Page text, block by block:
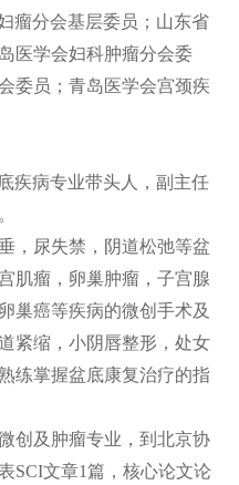
瘤分会基层委员；山东省
医学会妇科肿瘤分会委
委员；青岛医学会宫颈疾
疾病专业带头人，副主任
，尿失禁，阴道松弛等盆
肌瘤，卵巢肿瘤，子宫腺
巢癌等疾病的微创手术及
紧缩，小阴唇整形，处女
练掌握盆底康复治疗的指
创及肿瘤专业，到北京协
SCI文章1篇，核心论文论